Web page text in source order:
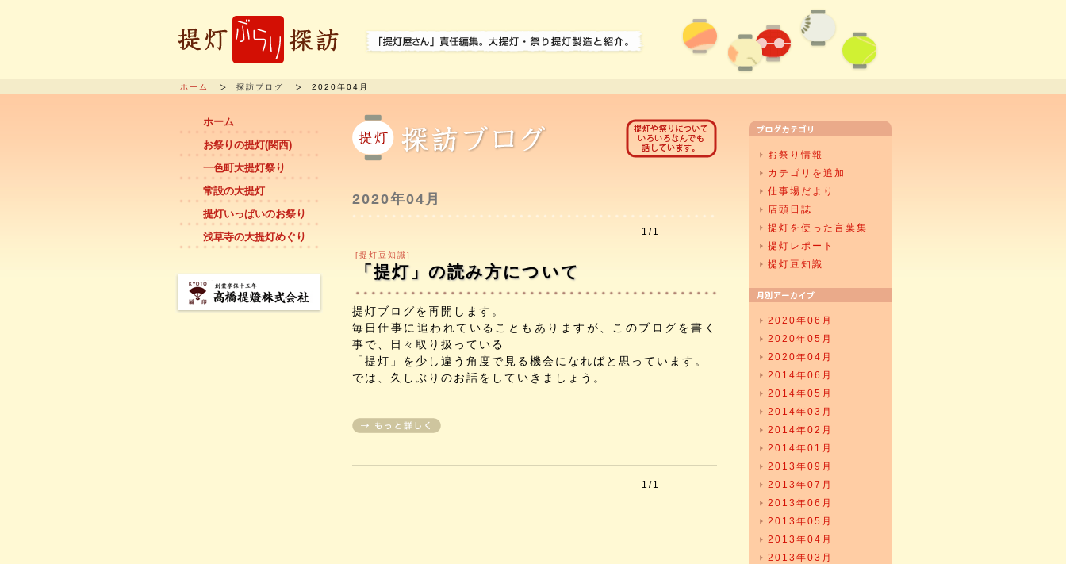
ホーム 探訪ブログ 2020年04月
2020年04月
1/1
[提灯豆知識]
「提灯」の読み方について
提灯ブログを再開します。
毎日仕事に追われていることもありますが、このブログを書く
事で、日々取り扱っている
「提灯」を少し違う角度で見る機会になればと思っています。
では、久しぶりのお話をしていきましょう。
1/1
お祭り情報
カテゴリを追加
仕事場だより
店頭日誌
提灯を使った言葉集
提灯レポート
提灯豆知識
2020年06月
2020年05月
2020年04月
2014年06月
2014年05月
2014年03月
2014年02月
2014年01月
2013年09月
2013年07月
2013年06月
2013年05月
2013年04月
2013年03月
ホーム
お祭りの提灯(関西)
一色町大提灯祭り
常設の大提灯
提灯いっぱいのお祭り
浅草寺の大提灯めぐり